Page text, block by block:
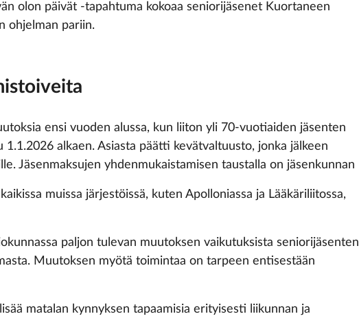
olon päivät -tapahtuma kokoaa seniorijäsenet Kuortaneen
ohjelman pariin.
ensi vuoden alussa, kun liiton yli 70-vuotiaiden jäsenten
1.1.2026 alkaen. Asiasta päätti kevätvaltuusto, jonka jälkeen
Jäsenmaksujen yhdenmukaistamisen taustalla on jäsenkunnan
muissa järjestöissä, kuten Apolloniassa ja Lääkäriliitossa,
paljon tulevan muutoksen vaikutuksista seniorijäsenten
Muutoksen myötä toimintaa on tarpeen entisestään
matalan kynnyksen tapaamisia erityisesti liikunnan ja